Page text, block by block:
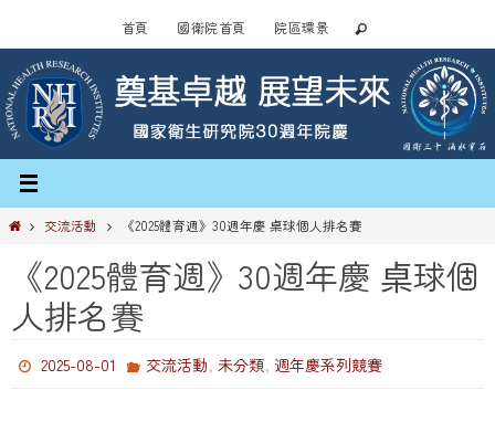
content
首頁 國衛院首頁 院區環景
Home交流活動 《2025體育週》30週年慶 桌球個人排名賽
《2025體育週》30週年慶 桌球個
人排名賽
2025-08-01 交流活動, 未分類, 週年慶系列競賽